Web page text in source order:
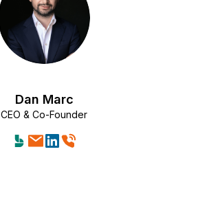
Dan Marc
CEO & Co-Founder